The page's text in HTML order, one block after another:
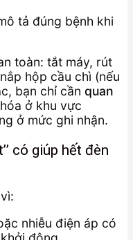
tả đúng bệnh khi
toàn: tắt máy, rút
hộp cầu chì (nếu
bạn chỉ cần quan
ở khu vực
ở mức ghi nhận.
có giúp hết đèn
nhiễu điện áp có